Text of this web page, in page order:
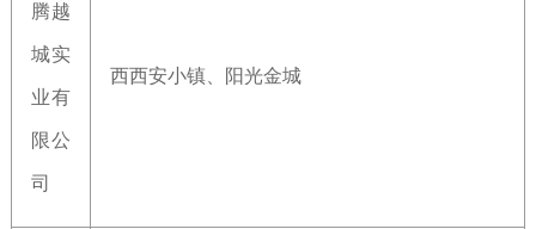
腾越
城实
业有
限公
司
西西安小镇、阳光金城